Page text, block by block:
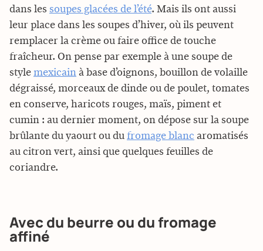
dans les soupes glacées de l’été. Mais ils ont aussi
leur place dans les soupes d’hiver, où ils peuvent
remplacer la crème ou faire office de touche
fraîcheur. On pense par exemple à une soupe de
style mexicain à base d’oignons, bouillon de volaille
dégraissé, morceaux de dinde ou de poulet, tomates
en conserve, haricots rouges, maïs, piment et
cumin : au dernier moment, on dépose sur la soupe
brûlante du yaourt ou du fromage blanc aromatisés
au citron vert, ainsi que quelques feuilles de
coriandre.
Avec du beurre ou du fromage
affiné